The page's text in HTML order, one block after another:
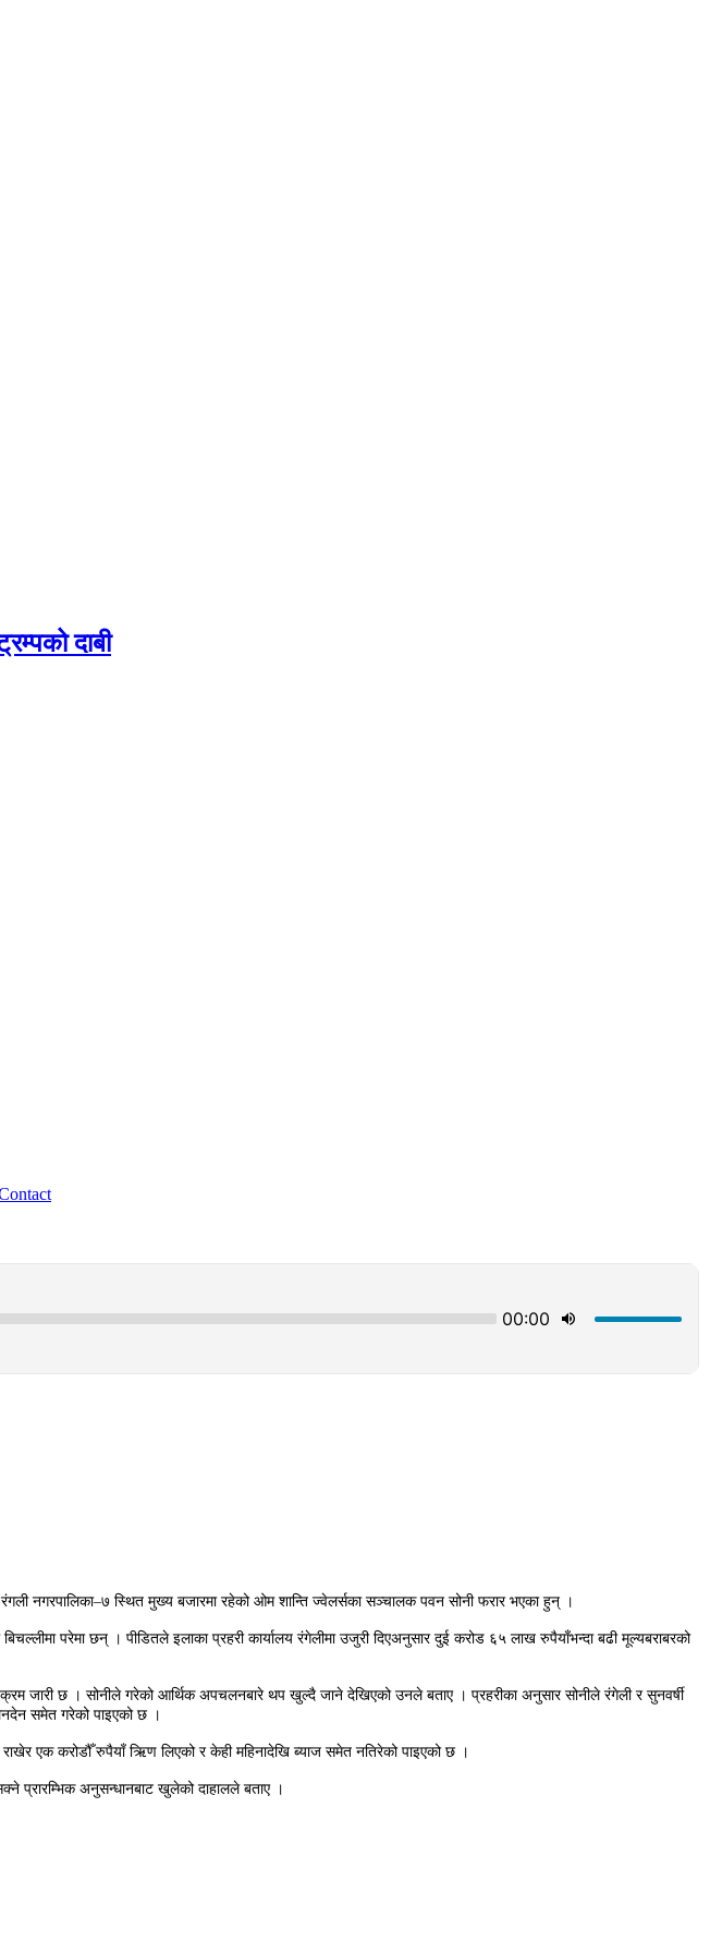
दाबी
नगरपालिका–७ स्थित मुख्य बजारमा रहेको ओम शान्ति ज्वेलर्सका सञ्चालक पवन सोनी फरार भएका हुन् ।
परेमा छन् । पीडितले इलाका प्रहरी कार्यालय रंगेलीमा उजुरी दिएअनुसार दुई करोड ६५ लाख रुपैयाँभन्दा बढी मूल्यबराबरको
जारी छ । सोनीले गरेको आर्थिक अपचलनबारे थप खुल्दै जाने देखिएको उनले बताए । प्रहरीका अनुसार सोनीले रंगेली र सुनवर्षी
समेत गरेको पाइएको छ ।
एक करोडौँ रुपैयाँ ऋिण लिएको र केही महिनादेखि ब्याज समेत नतिरेको पाइएको छ ।
प्रारम्भिक अनुसन्धानबाट खुलेको दाहालले बताए ।